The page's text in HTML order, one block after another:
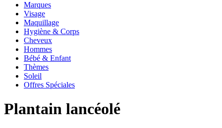
Marques
Visage
Maquillage
Hygiène & Corps
Cheveux
Hommes
Bébé & Enfant
Thèmes
Soleil
Offres Spéciales
Plantain lancéolé